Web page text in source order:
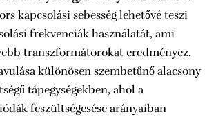
kapcsolási sebesség lehetővé teszi
frekvenciák használatát, ami
transzformátorokat eredményez.
különösen szembetűnő alacsony
tápegységekben, ahol a
feszültségesése arányaiban